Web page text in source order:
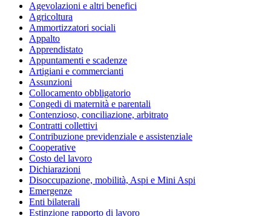
Agevolazioni e altri benefici
Agricoltura
Ammortizzatori sociali
Appalto
Apprendistato
Appuntamenti e scadenze
Artigiani e commercianti
Assunzioni
Collocamento obbligatorio
Congedi di maternità e parentali
Contenzioso, conciliazione, arbitrato
Contratti collettivi
Contribuzione previdenziale e assistenziale
Cooperative
Costo del lavoro
Dichiarazioni
Disoccupazione, mobilità, Aspi e Mini Aspi
Emergenze
Enti bilaterali
Estinzione rapporto di lavoro